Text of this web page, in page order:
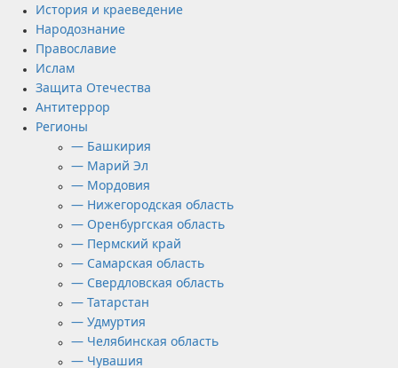
История и краеведение
Народознание
Православие
Ислам
Защита Отечества
Антитеррор
Регионы
— Башкирия
— Марий Эл
— Мордовия
— Нижегородская область
— Оренбургская область
— Пермский край
— Самарская область
— Свердловская область
— Татарстан
— Удмуртия
— Челябинская область
— Чувашия